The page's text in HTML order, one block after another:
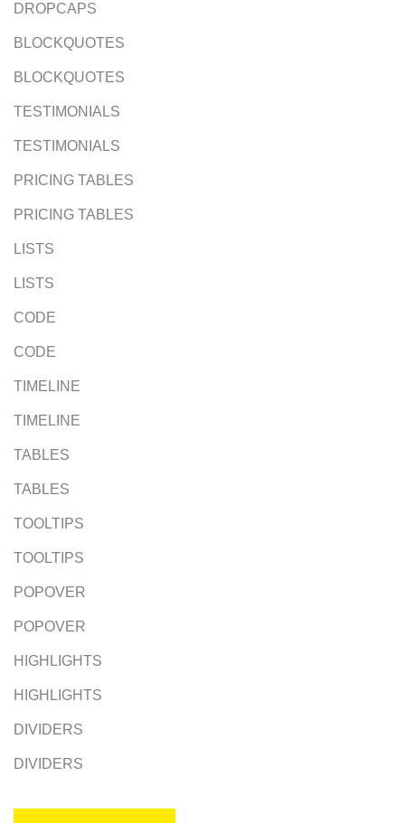
DROPCAPS
BLOCKQUOTES
BLOCKQUOTES
TESTIMONIALS
TESTIMONIALS
PRICING TABLES
PRICING TABLES
LISTS
LISTS
CODE
CODE
TIMELINE
TIMELINE
TABLES
TABLES
TOOLTIPS
TOOLTIPS
POPOVER
POPOVER
HIGHLIGHTS
HIGHLIGHTS
DIVIDERS
DIVIDERS